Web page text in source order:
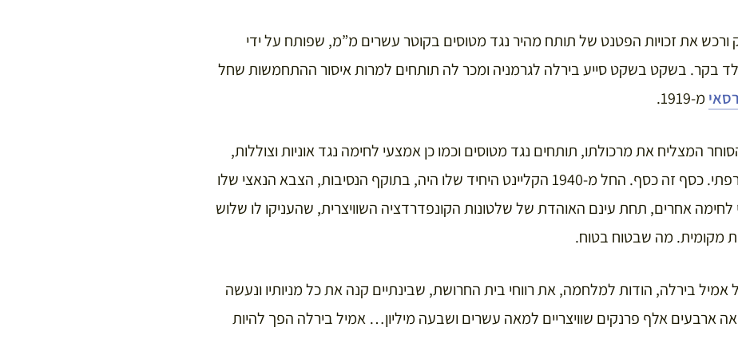
ורכש את זכויות הפטנט של תותח מהיר נגד מטוסים בקוטר עשרים מ”מ, שפותח על ידי
בקר. בשקט בשקט סייע בירלה לגרמניה ומכר לה תותחים למרות איסור ההתחמשות שחל
מ-1919.
המצליח את מרכולתו, תותחים נגד מטוסים וכמו כן אמצעי לחימה נגד אוניות וצוללות,
גם לצבא הבריטי והצרפתי. כסף זה כסף. החל מ-1940 הקליינט היחיד שלו היה, בתוקף הנסיבות, הצבא הנאצי שלו
אחרים, תחת עינם האוהדת של שלטונות הקונפדרדציה השוויצרית, שהעניקו לו שלוש
מקומית. מה שבטוח בטוח.
אמיל בירלה, הודות למלחמה, את רווחי בית החרושת, שבינתיים קנה את כל מניותיו ונעשה
ארבעים אלף פרנקים שוויצריים למאה עשרים ושבעה מיליון… אמיל בירלה הפך להיות